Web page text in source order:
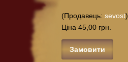
(Продавець:sevost)
Ціна 45,00 грн.
Замовити